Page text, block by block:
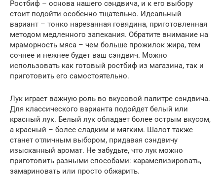
Ростбиф – основа нашего сэндвича, и к его выбору
стоит подойти особенно тщательно. Идеальный
вариант – тонко нарезанная говядина, приготовленная
методом медленного запекания. Обратите внимание на
мраморность мяса – чем больше прожилок жира, тем
сочнее и нежнее будет ваш сэндвич. Можно
использовать как готовый ростбиф из магазина, так и
приготовить его самостоятельно.
Лук играет важную роль во вкусовой палитре сэндвича.
Для классического варианта подойдет белый или
красный лук. Белый лук обладает более острым вкусом,
а красный – более сладким и мягким. Шалот также
станет отличным выбором, придавая сэндвичу
изысканный аромат. Не забудьте, что лук можно
приготовить разными способами: карамелизировать,
замариновать или просто обжарить.